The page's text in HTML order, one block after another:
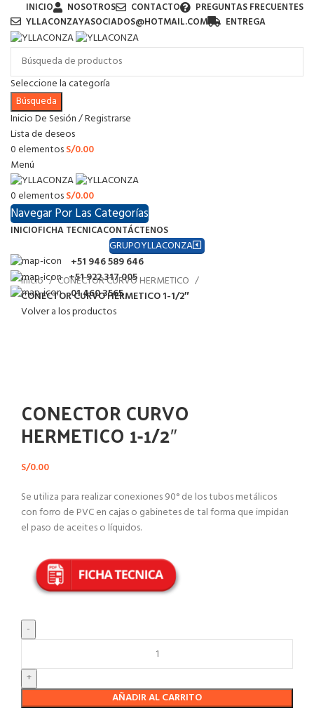
INICIO NOSOTROS CONTACTO
PREGUNTAS FRECUENTES
YLLACONZAYASOCIADOS@HOTMAIL.COM
ENTREGA
Seleccione la categoría
Búsqueda
Inicio De Sesión / Registrarse
Lista de deseos
0elementosS/0.00
Menú
0elementosS/0.00
Navegar Por Las Categorías
INICIOFICHA TECNICACONTÁCTENOS
GRUPOYLLACONZA
+51 946 589 646
+51 922 317 005
01 460 3565
Inicio
CONECTOR CURVO HERMETICO
CONECTOR CURVO HERMETICO 1-1/2″
Volver a los productos
CONECTOR CURVO
HERMETICO 1-1/2″
S/0.00
Se utiliza para realizar conexiones 90° de los tubos metálicos
con forro de PVC en cajas o gabinetes de tal forma que impidan
el paso de aceites o líquidos.
AÑADIR AL CARRITO